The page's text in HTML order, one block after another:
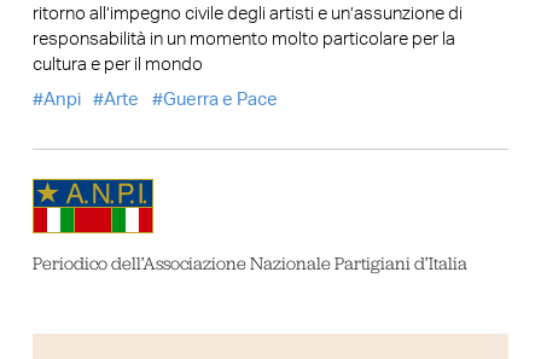
ritorno all’impegno civile degli artisti e un’assunzione di
responsabilità in un momento molto particolare per la
cultura e per il mondo
Anpi
Arte Guerra e Pace
Periodico dell’Associazione Nazionale Partigiani d’Italia